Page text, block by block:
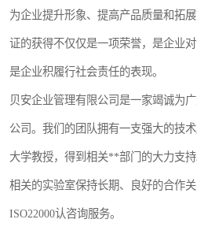
为企业提升形象、提高产品质量和拓
证的获得不仅仅是一项荣誉，是企业
是企业积履行社会责任的表现。
贝安企业管理有限公司是一家竭诚为
公司。我们的团队拥有一支强大的技
大学教授，得到相关**部门的大力支
相关的实验室保持长期、良好的合作
ISO22000认咨询服务。